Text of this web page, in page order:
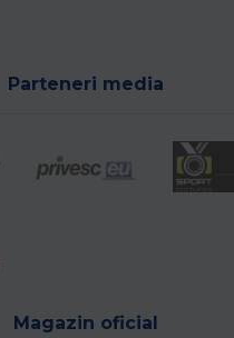
Parteneri media
Magazin oficial